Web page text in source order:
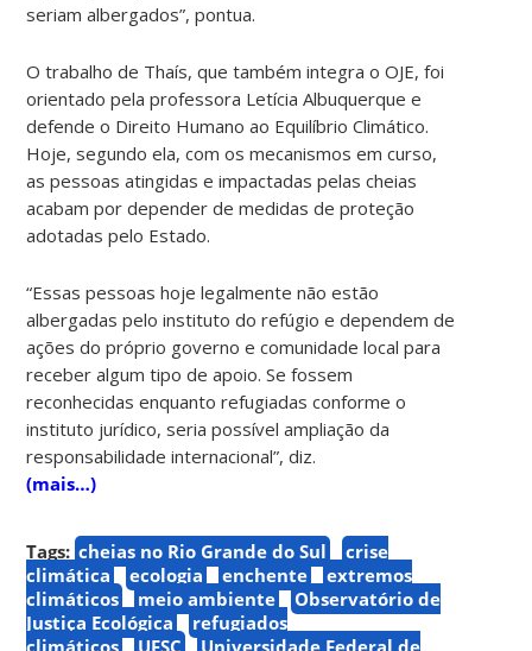
seriam albergados”, pontua.
O trabalho de Thaís, que também integra o OJE, foi
orientado pela professora Letícia Albuquerque e
defende o Direito Humano ao Equilíbrio Climático.
Hoje, segundo ela, com os mecanismos em curso,
as pessoas atingidas e impactadas pelas cheias
acabam por depender de medidas de proteção
adotadas pelo Estado.
“Essas pessoas hoje legalmente não estão
albergadas pelo instituto do refúgio e dependem de
ações do próprio governo e comunidade local para
receber algum tipo de apoio. Se fossem
reconhecidas enquanto refugiadas conforme o
instituto jurídico, seria possível ampliação da
responsabilidade internacional”, diz.
(mais…)
Tags: cheias no Rio Grande do Sul
crise
climática
ecologia enchente
extremos
climáticos
meio ambiente
Observatório de
Justiça Ecológica
refugiados
climáticos
UFSC
Universidade Federal de